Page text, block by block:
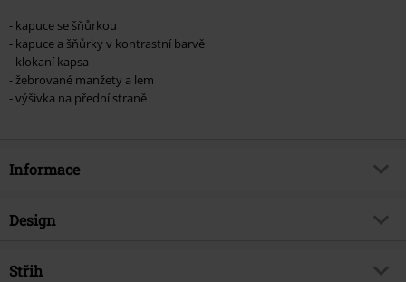
- kapuce se šňůrkou
- kapuce a šňůrky v kontrastní barvě
- klokaní kapsa
- žebrované manžety a lem
- výšivka na přední straně
Informace
Zboží č.
Hudební žánr
Design
Typ výrobku
Střih